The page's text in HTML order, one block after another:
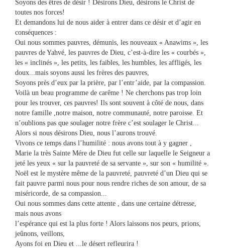
Soyons des êtres de désir ! Désirons Dieu, désirons le Christ de
toutes nos forces!
Et demandons lui de nous aider à entrer dans ce désir et d’agir en
conséquences :
Oui nous sommes pauvres, démunis, les nouveaux « Anawims », les
pauvres de Yahvé, les pauvres de Dieu, c’est-à-dire les « courbés »,
les « inclinés », les petits, les faibles, les humbles, les affligés, les
doux...mais soyons aussi les frères des pauvres,
Soyons près d’eux par la prière, par l’entr’aide, par la compassion.
Voilà un beau programme de carême ! Ne cherchons pas trop loin
pour les trouver, ces pauvres! Ils sont souvent à côté de nous, dans
notre famille ,notre maison, notre communauté, notre paroisse. Et
n’oublions pas que soulager notre frère c’est soulager le Christ...
Alors si nous désirons Dieu, nous l’aurons trouvé.
Vivons ce temps dans l’humilité : nous avons tout à y gagner ,
Marie la très Sainte Mére de Dieu fut celle sur laquelle le Seigneur a
jeté les yeux « sur la pauvreté de sa servante », sur son « humilité ».
Noël est le mystère même de la pauvreté, pauvreté d’un Dieu qui se
fait pauvre parmi nous pour nous rendre riches de son amour, de sa
miséricorde, de sa compassion...
Oui nous sommes dans cette attente , dans une certaine détresse,
mais nous avons
l’espérance qui est la plus forte ! Alors laissons nos peurs, prions,
jeûnons, veillons,
Ayons foi en Dieu et ...le désert refleurira !